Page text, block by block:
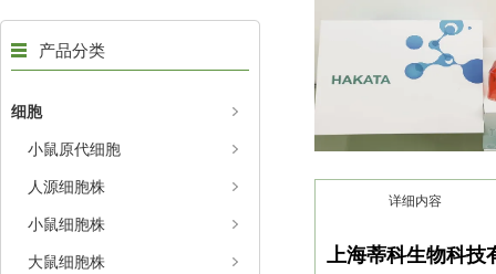
产品分类
细胞
小鼠原代细胞
人源细胞株
小鼠细胞株
大鼠细胞株
详细内容
上海蒂科生物科技